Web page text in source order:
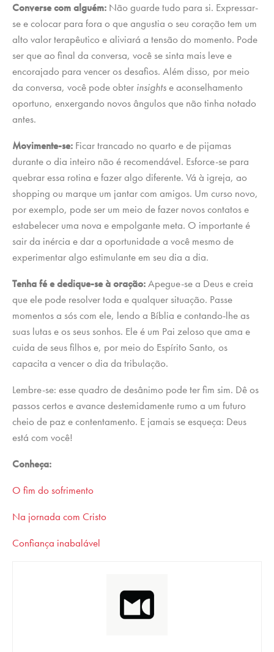
Converse com alguém: Não guarde tudo para si. Expressar-
se e colocar para fora o que angustia o seu coração tem um
alto valor terapêutico e aliviará a tensão do momento. Pode
ser que ao final da conversa, você se sinta mais leve e
encorajado para vencer os desafios. Além disso, por meio
da conversa, você pode obter insightse aconselhamento
oportuno, enxergando novos ângulos que não tinha notado
antes.
Movimente-se: Ficar trancado no quarto e de pijamas
durante o dia inteiro não é recomendável. Esforce-se para
quebrar essa rotina e fazer algo diferente. Vá à igreja, ao
shopping ou marque um jantar com amigos. Um curso novo,
por exemplo, pode ser um meio de fazer novos contatos e
estabelecer uma nova e empolgante meta. O importante é
sair da inércia e dar a oportunidade a você mesmo de
experimentar algo estimulante em seu dia a dia.
Tenha fé e dedique-se à oração:Apegue-se a Deus e creia
que ele pode resolver toda e qualquer situação. Passe
momentos a sós com ele, lendo a Bíblia e contando-lhe as
suas lutas e os seus sonhos. Ele é um Pai zeloso que ama e
cuida de seus filhos e, por meio do Espírito Santo, os
capacita a vencer o dia da tribulação.
Lembre-se: esse quadro de desânimo pode ter fim sim. Dê os
passos certos e avance destemidamente rumo a um futuro
cheio de paz e contentamento. E jamais se esqueça: Deus
está com você!
Conheça:
O fim do sofrimento
Na jornada com Cristo
Confiança inabalável